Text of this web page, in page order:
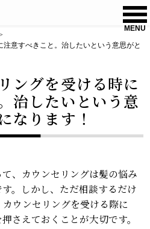
MENU
意すべきこと。治したいという意思がと
ングを受ける時に
治したいという意
なります！
、カウンセリングは髪の悩み
。しかし、ただ相談するだけ
ウンセリングを受ける際に
さえておくことが大切です。